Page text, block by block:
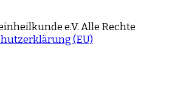
e.V. Alle Rechte
(EU)